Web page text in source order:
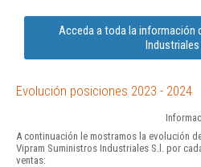
Acceda a toda la información
Industriales
Evolución posiciones 2023 - 2024
A continuación le mostramos la evolución
Vipram Suministros Industriales S.l. por
ventas: